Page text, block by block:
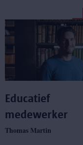
Educatief
medewerker
Thomas Martin